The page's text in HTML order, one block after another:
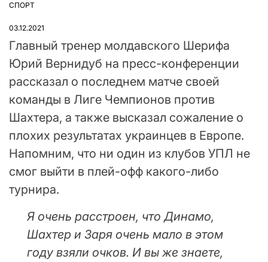
ОПУБЛІКУВАТИ
СПОРТ
03.12.2021
Главный тренер молдавского Шерифа
Юрий Вернидуб на пресс-конференции
рассказал о последнем матче своей
команды в Лиге Чемпионов против
Шахтера, а также высказал сожаление о
плохих результатах украинцев в Европе.
Напомним, что ни один из клубов УПЛ не
смог выйти в плей-офф какого-либо
турнира.
Я очень расстроен, что Динамо,
Шахтер и Заря очень мало в этом
году взяли очков. И вы же знаете,